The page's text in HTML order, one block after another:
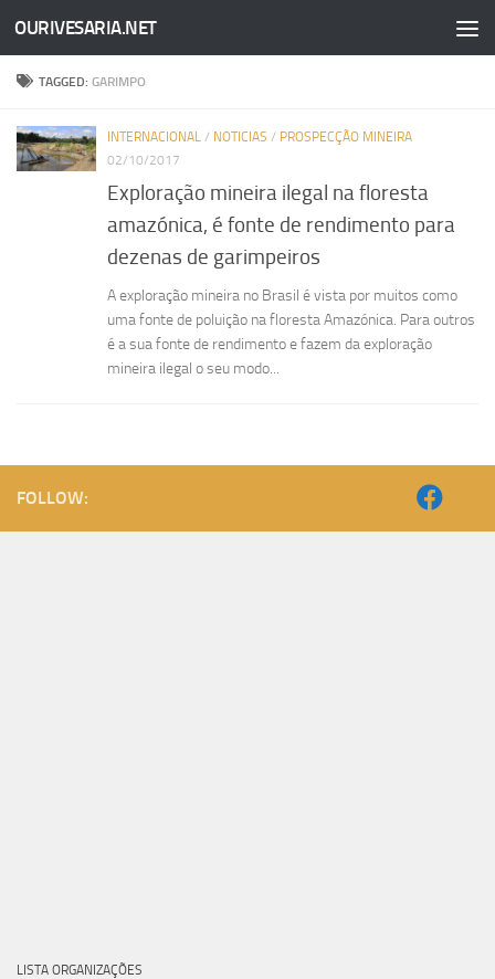
Skip to content
OURIVESARIA.NET
TAGGED:GARIMPO
INTERNACIONAL / NOTICIAS / PROSPECÇÃO MINEIRA
02/10/2017
Exploração mineira ilegal na floresta
amazónica, é fonte de rendimento para
dezenas de garimpeiros
A exploração mineira no Brasil é vista por muitos como
uma fonte de poluição na floresta Amazónica. Para outros
é a sua fonte de rendimento e fazem da exploração
mineira ilegal o seu modo...
FOLLOW:
LISTA ORGANIZAÇÕES